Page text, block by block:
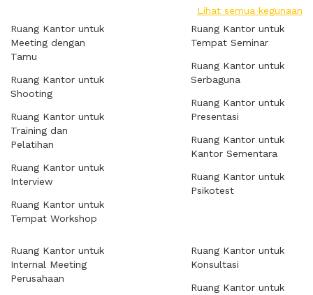
Lihat semua kegunaan
Ruang Kantor untuk
Meeting dengan
Tamu
Ruang Kantor untuk
Shooting
Ruang Kantor untuk
Training dan
Pelatihan
Ruang Kantor untuk
Interview
Ruang Kantor untuk
Tempat Workshop
Ruang Kantor untuk
Tempat Seminar
Ruang Kantor untuk
Serbaguna
Ruang Kantor untuk
Presentasi
Ruang Kantor untuk
Kantor Sementara
Ruang Kantor untuk
Psikotest
Ruang Kantor untuk
Internal Meeting
Perusahaan
Ruang Kantor untuk
Konsultasi
Ruang Kantor untuk